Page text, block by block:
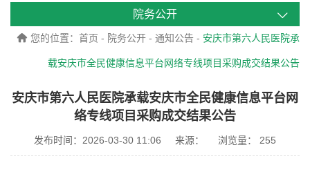
院务公开
您的位置： 首页 - 院务公开 - 通知公告 - 安庆市第六人民医院承
载安庆市全民健康信息平台网络专线项目采购成交结果公告
安庆市第六人民医院承载安庆市全民健康信息平台网
络专线项目采购成交结果公告
发布时间：2026-03-30 11:06 来源： 浏览量： 255